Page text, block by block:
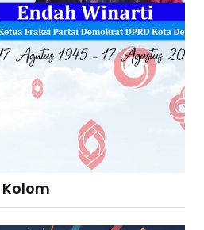
Kolom